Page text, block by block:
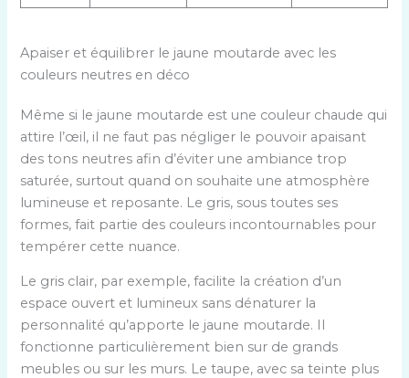
Apaiser et équilibrer le jaune moutarde avec les
couleurs neutres en déco
Même si le jaune moutarde est une couleur chaude qui
attire l’œil, il ne faut pas négliger le pouvoir apaisant
des tons neutres afin d’éviter une ambiance trop
saturée, surtout quand on souhaite une atmosphère
lumineuse et reposante. Le gris, sous toutes ses
formes, fait partie des couleurs incontournables pour
tempérer cette nuance.
Le gris clair, par exemple, facilite la création d’un
espace ouvert et lumineux sans dénaturer la
personnalité qu’apporte le jaune moutarde. Il
fonctionne particulièrement bien sur de grands
meubles ou sur les murs. Le taupe, avec sa teinte plus